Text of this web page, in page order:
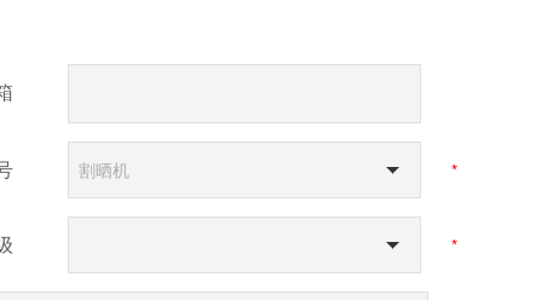
割晒机 *
*